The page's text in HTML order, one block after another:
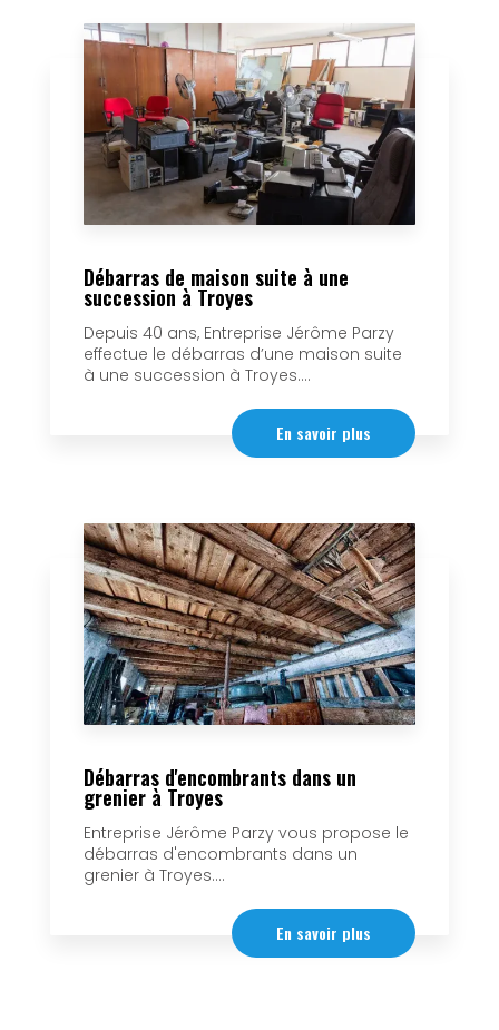
Débarras de maison suite à une
succession à Troyes
Depuis 40 ans, Entreprise Jérôme Parzy
effectue le débarras d’une maison suite
à une succession à Troyes....
En savoir plus
Débarras d'encombrants dans un
grenier à Troyes
Entreprise Jérôme Parzy vous propose le
débarras d'encombrants dans un
grenier à Troyes....
En savoir plus